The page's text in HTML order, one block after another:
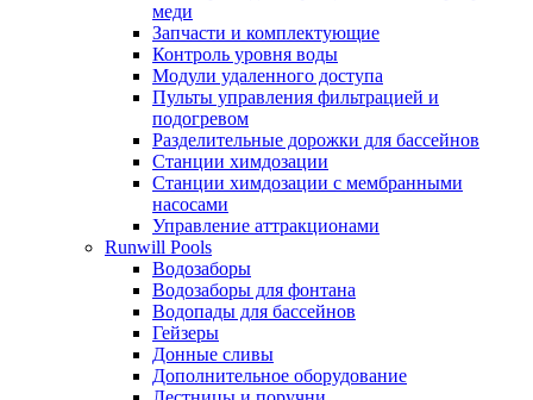
меди
Запчасти и комплектующие
Контроль уровня воды
Модули удаленного доступа
Пульты управления фильтрацией и
подогревом
Разделительные дорожки для бассейнов
Станции химдозации
Станции химдозации с мембранными
насосами
Управление аттракционами
Runwill Pools
Водозаборы
Водозаборы для фонтана
Водопады для бассейнов
Гейзеры
Донные сливы
Дополнительное оборудование